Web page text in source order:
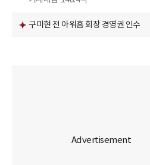
구미현 전 아워홈 회장 경영권 인수